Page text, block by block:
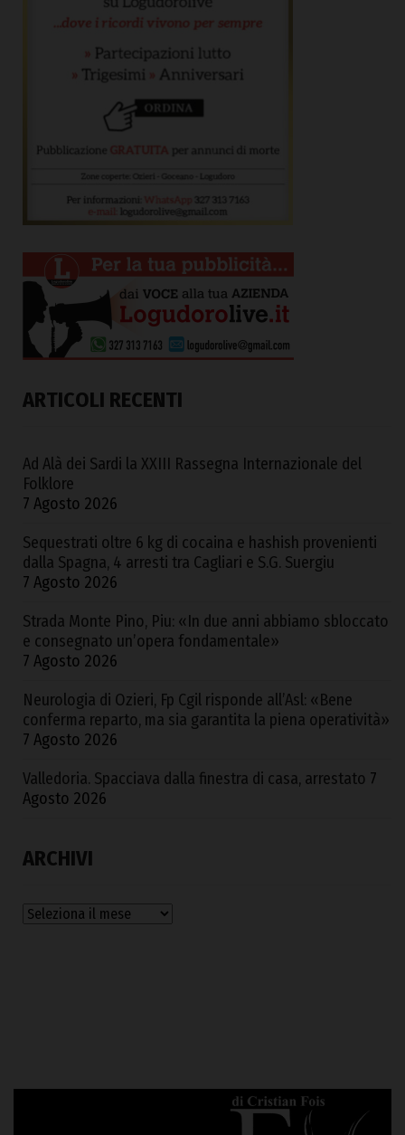
ARTICOLI RECENTI
Ad Alà dei Sardi la XXIII Rassegna Internazionale del
Folklore
7 Agosto 2026
Sequestrati oltre 6 kg di cocaina e hashish provenienti
dalla Spagna, 4 arresti tra Cagliari e S.G. Suergiu
7 Agosto 2026
Strada Monte Pino, Piu: «In due anni abbiamo sbloccato
e consegnato un’opera fondamentale»
7 Agosto 2026
Neurologia di Ozieri, Fp Cgil risponde all’Asl: «Bene
conferma reparto, ma sia garantita la piena operatività»
7 Agosto 2026
Valledoria. Spacciava dalla finestra di casa, arrestato 7
Agosto 2026
ARCHIVI
Archivi